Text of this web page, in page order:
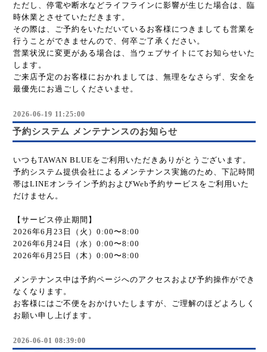
ただし、停電や断水などライフラインに影響が生じた場合は、臨
時休業とさせていただきます。
その際は、ご予約をいただいているお客様につきましても営業を
行うことができませんので、何卒ご了承ください。
営業状況に変更がある場合は、当ウェブサイトにてお知らせいた
します。
ご来店予定のお客様におかれましては、無理をなさらず、安全を
最優先にお過ごしくださいませ。
2026-06-19 11:25:00
予約システム メンテナンスのお知らせ
いつもTAWAN BLUEをご利用いただきありがとうございます。
予約システム提供会社によるメンテナンス実施のため、下記時間
帯はLINEオンライン予約およびWeb予約サービスをご利用いた
だけません。
【サービス停止期間】
2026年6月23日（火）0:00〜8:00
2026年6月24日（水）0:00〜8:00
2026年6月25日（木）0:00〜8:00
メンテナンス中は予約ページへのアクセスおよび予約操作ができ
なくなります。
お客様にはご不便をおかけいたしますが、ご理解のほどよろしく
お願い申し上げます。
2026-06-01 08:39:00